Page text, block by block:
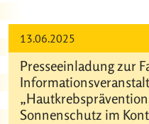
13.06.2025
Presseeinladung zur
Sonnenschutz im